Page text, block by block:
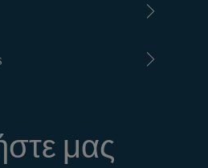
μας